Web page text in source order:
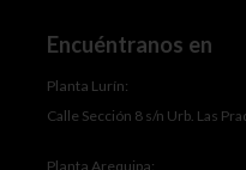
Encuéntranos en
Planta Lurín:
Calle Sección 8 s/n Urb. Las
Planta Arequipa: